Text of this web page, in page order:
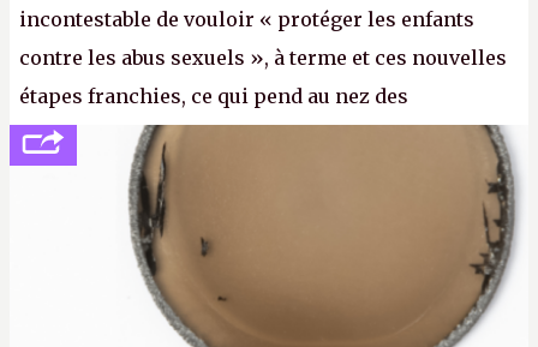
incontestable de vouloir « protéger les enfants
contre les abus sexuels », à terme et ces nouvelles
étapes franchies, ce qui pend au nez des
internautes est à n'en point douter la mise en place
de l’identification obligatoire pour se connecter au
http://cpc.cx/AH432N1
- Crédit photo : Pexels -